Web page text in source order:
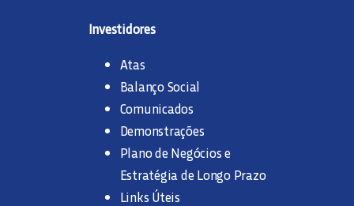
Investidores
Atas
Balanço Social
Comunicados
Demonstrações
Plano de Negócios e
Estratégia de Longo Prazo
Links Úteis